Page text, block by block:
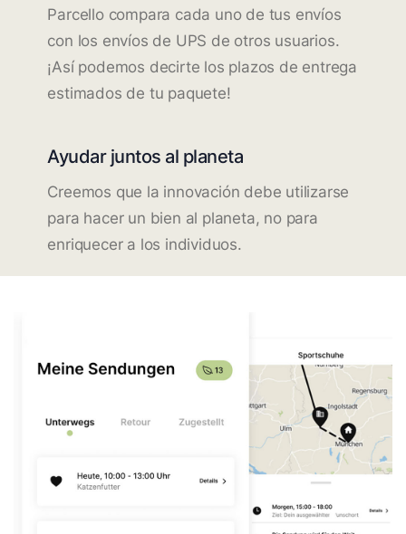
Parcello compara cada uno de tus envíos
con los envíos de UPS de otros usuarios.
¡Así podemos decirte los plazos de entrega
estimados de tu paquete!
Ayudar juntos al planeta
Creemos que la innovación debe utilizarse
para hacer un bien al planeta, no para
enriquecer a los individuos.